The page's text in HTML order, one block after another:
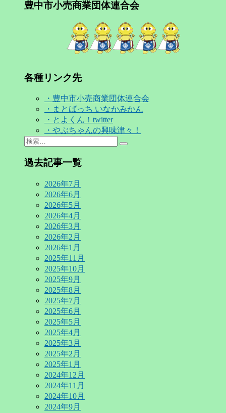
豊中市小売商業団体連合会
各種リンク先
・豊中市小売商業団体連合会
・まとばっち いなかみかん
・とよくん！twitter
・やぶちゃんの興味津々！
Search
for:
検
過去記事一覧
2026年7月
2026年6月
2026年5月
2026年4月
2026年3月
2026年2月
2026年1月
2025年11月
2025年10月
2025年9月
2025年8月
2025年7月
2025年6月
2025年5月
2025年4月
2025年3月
2025年2月
2025年1月
2024年12月
2024年11月
2024年10月
2024年9月